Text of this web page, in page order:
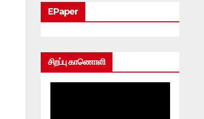
EPaper
சிறப்பு காணொளி